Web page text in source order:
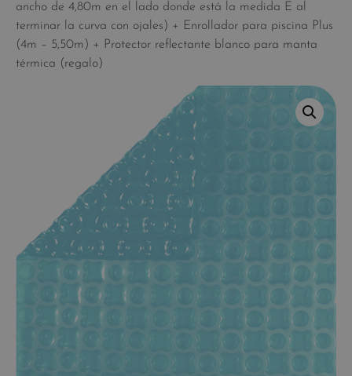
ancho de 4,80m en el lado donde está la medida E al
terminar la curva con ojales) + Enrollador para piscina Plus
(4m – 5,50m) + Protector reflectante blanco para manta
térmica (regalo)